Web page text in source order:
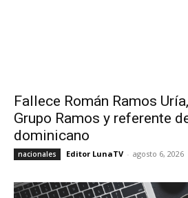
Fallece Román Ramos
Grupo Ramos y referente
dominicano
nacionales Editor LunaTV - agosto 6, 2026